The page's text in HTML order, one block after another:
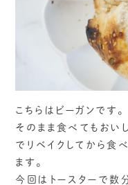
こちらはビーガンです。
そのまま食べてもおい
でリベイクしてから食
ます。
今回はトースターで数